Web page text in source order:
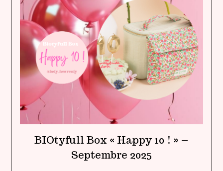
BIOtyfull Box « Happy 10 ! » –
Septembre 2025